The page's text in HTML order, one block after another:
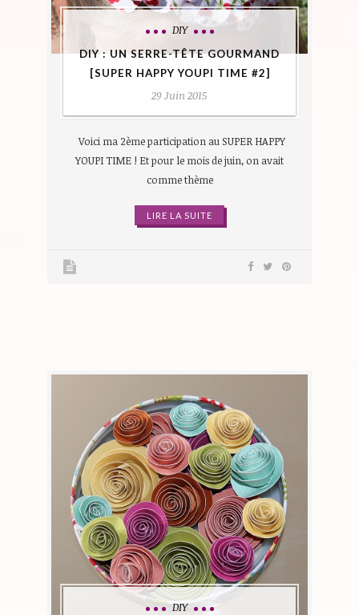
DIY
DIY : UN SERRE-TÊTE GOURMAND
[SUPER HAPPY YOUPI TIME #2]
29 Juin 2015
Voici ma 2ème participation au SUPER HAPPY
YOUPI TIME ! Et pour le mois de juin, on avait
comme thème
LIRE LA SUITE
DIY